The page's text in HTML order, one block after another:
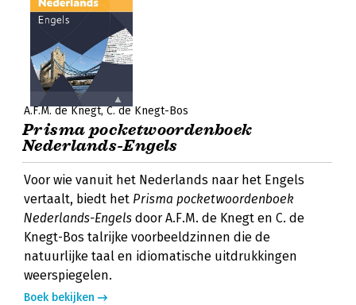
A.F.M. de Knegt C. de Knegt-Bos
Prisma pocketwoordenboek
Nederlands-Engels
Voor wie vanuit het Nederlands naar het Engels
vertaalt, biedt het Prisma pocketwoordenboek
Nederlands-Engels door A.F.M. de Knegt en C. de
Knegt-Bos talrijke voorbeeldzinnen die de
natuurlijke taal en idiomatische uitdrukkingen
weerspiegelen.
Boek bekijken